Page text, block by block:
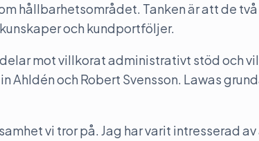
hållbarhetsområdet. Tanken är att de
och kundportföljer.
mot villkorat administrativt stöd och
Ahldén och Robert Svensson. Lawas
vi tror på. Jag har varit intresserad